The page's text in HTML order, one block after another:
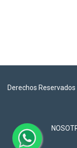
Derechos